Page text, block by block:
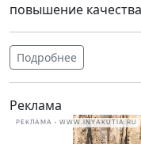
повышение
Подробнее
Реклама
РЕКЛАМА • WWW.INYAKUTIA.RU